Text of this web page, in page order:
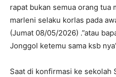
rapat bukan semua orang tua
marleni selaku korlas pada
(Jumat 08/05/2026) .”atau
Jonggol ketemu sama ksb
Saat di konfirmasi ke sekolah